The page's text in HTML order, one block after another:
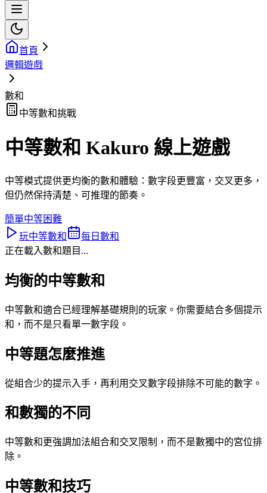
首頁
邏輯遊戲
數和
中等數和挑戰
中等數和 Kakuro 線上遊戲
中等模式提供更均衡的數和體驗：數字段更豐富，交叉更多，
但仍然保持清楚、可推理的節奏。
簡單中等 困難
玩中等數和
每日數和
正在載入數和題目...
均衡的中等數和
中等數和適合已經理解基礎規則的玩家。你需要結合多個提示
和，而不是只看單一數字段。
中等題怎麼推進
從組合少的提示入手，再利用交叉數字段排除不可能的數字。
和數獨的不同
中等數和更強調加法組合和交叉限制，而不是數獨中的宮位排
除。
中等數和技巧